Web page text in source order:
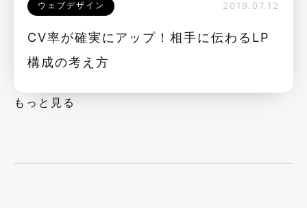
ウェブデザイン 2019.07.12
CV率が確実にアップ！相手に伝わるLP
構成の考え方
もっと見る